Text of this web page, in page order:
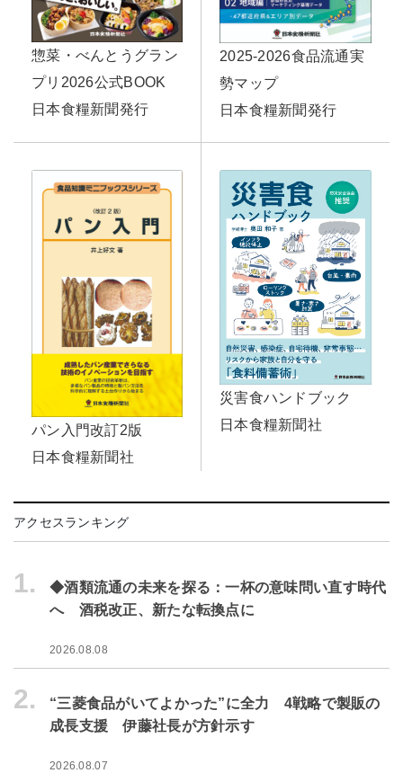
惣菜・べんとうグラン
プリ2026公式BOOK
日本食糧新聞発行
2025-2026食品流通実
勢マップ
日本食糧新聞発行
パン入門改訂2版
日本食糧新聞社
災害食ハンドブック
日本食糧新聞社
アクセスランキング
1.
◆酒類流通の未来を探る：一杯の意味問い直す時代
へ 酒税改正、新たな転換点に
2026.08.08
2.
“三菱食品がいてよかった”に全力 4戦略で製販の
成長支援 伊藤社長が方針示す
2026.08.07